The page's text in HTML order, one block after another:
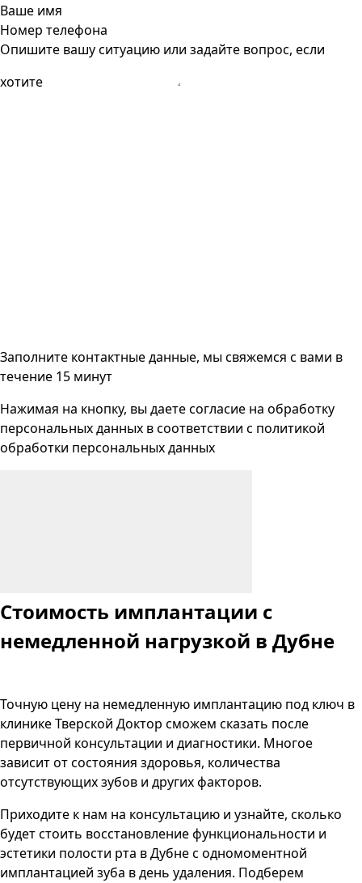
Ваше имя
Номер телефона
Опишите вашу ситуацию или задайте вопрос, если
хотите
Заполните контактные данные, мы свяжемся с вами в
течение 15 минут
Нажимая на кнопку, вы даете согласие на обработку
персональных данных в соответствии с политикой
обработки персональных данных
Стоимость имплантации с
немедленной нагрузкой в Дубне
Точную цену на немедленную имплантацию под ключ в
клинике Тверской Доктор сможем сказать после
первичной консультации и диагностики. Многое
зависит от состояния здоровья, количества
отсутствующих зубов и других факторов.
Приходите к нам на консультацию и узнайте, сколько
будет стоить восстановление функциональности и
эстетики полости рта в Дубне с одномоментной
имплантацией зуба в день удаления. Подберем